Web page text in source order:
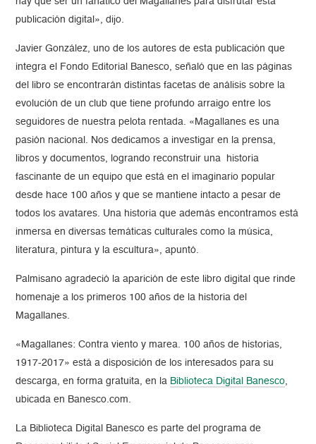
publicación digital», dijo.
Javier González, uno de los autores de esta publicación que
integra el Fondo Editorial Banesco, señaló que en las páginas
del libro se encontrarán distintas facetas de análisis sobre la
evolución de un club que tiene profundo arraigo entre los
seguidores de nuestra pelota rentada. «Magallanes es una
pasión nacional. Nos dedicamos a investigar en la prensa,
libros y documentos, logrando reconstruir una historia
fascinante de un equipo que está en el imaginario popular
desde hace 100 años y que se mantiene intacto a pesar de
todos los avatares. Una historia que además encontramos está
inmersa en diversas temáticas culturales como la música,
literatura, pintura y la escultura», apuntó.
Palmisano agradeció la aparición de este libro digital que rinde
homenaje a los primeros 100 años de la historia del
Magallanes.
«Magallanes: Contra viento y marea. 100 años de historias,
1917-2017» está a disposición de los interesados para su
descarga, en forma gratuita, en la Biblioteca Digital Banesco,
ubicada en Banesco.com.
La Biblioteca Digital Banesco es parte del programa de